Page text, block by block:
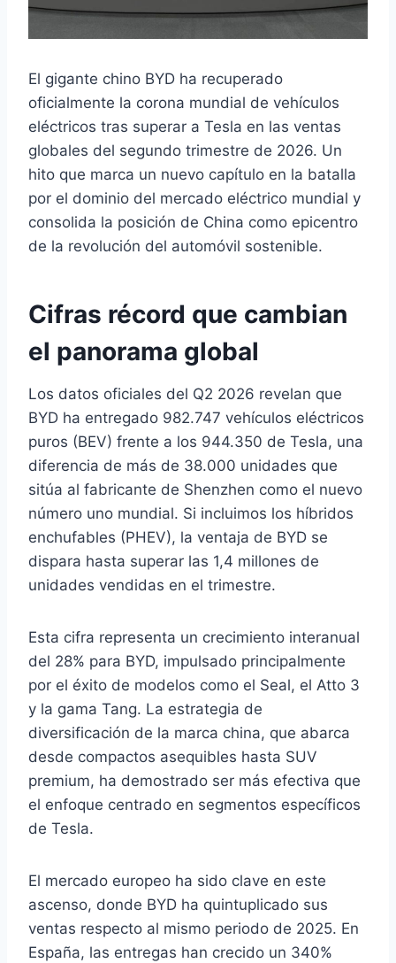
El gigante chino BYD ha recuperado
oficialmente la corona mundial de vehículos
eléctricos tras superar a Tesla en las ventas
globales del segundo trimestre de 2026. Un
hito que marca un nuevo capítulo en la batalla
por el dominio del mercado eléctrico mundial y
consolida la posición de China como epicentro
de la revolución del automóvil sostenible.
Cifras récord que cambian
el panorama global
Los datos oficiales del Q2 2026 revelan que
BYD ha entregado 982.747 vehículos eléctricos
puros (BEV) frente a los 944.350 de Tesla, una
diferencia de más de 38.000 unidades que
sitúa al fabricante de Shenzhen como el nuevo
número uno mundial. Si incluimos los híbridos
enchufables (PHEV), la ventaja de BYD se
dispara hasta superar las 1,4 millones de
unidades vendidas en el trimestre.
Esta cifra representa un crecimiento interanual
del 28% para BYD, impulsado principalmente
por el éxito de modelos como el Seal, el Atto 3
y la gama Tang. La estrategia de
diversificación de la marca china, que abarca
desde compactos asequibles hasta SUV
premium, ha demostrado ser más efectiva que
el enfoque centrado en segmentos específicos
de Tesla.
El mercado europeo ha sido clave en este
ascenso, donde BYD ha quintuplicado sus
ventas respecto al mismo periodo de 2025. En
España, las entregas han crecido un 340%